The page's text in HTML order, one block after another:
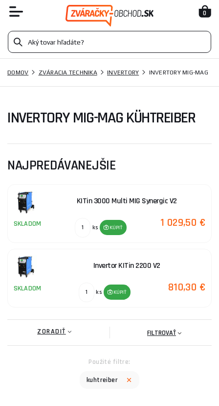
0
DOMOV ZVÁRACIA TECHNIKA INVERTORY INVERTORY MIG-MAG
INVERTORY MIG-MAG KÜHTREIBER
NAJPREDÁVANEJŠIE
KITin 3000 Multi MIG Synergic V2
SKLADOM ks KÚPIŤ 1 029,50 €
Invertor KITin 2200 V2
SKLADOM ks KÚPIŤ 810,30 €
ZORADIŤ FILTROVAŤ
Použité filtre:
kuhtreiber